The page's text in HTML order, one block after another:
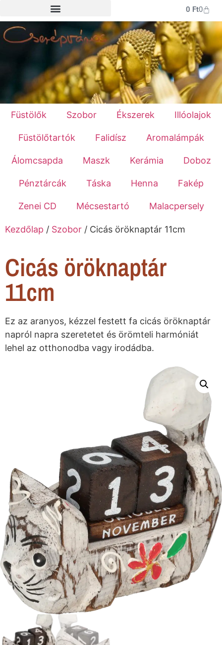
0 Ft0
Füstölők Szobor Ékszerek Illóolajok
Füstölőtartók Falidísz Aromalámpák
Álomcsapda Maszk Kerámia Doboz
Pénztárcák Táska Henna Fakép
Zenei CD Mécsestartó Malacpersely
Kezdőlap / Szobor / Cicás öröknaptár 11cm
Cicás öröknaptár
11cm
Ez az aranyos, kézzel festett fa cicás öröknaptár
napról napra szeretetet és örömteli harmóniát
lehel az otthonodba vagy irodádba.